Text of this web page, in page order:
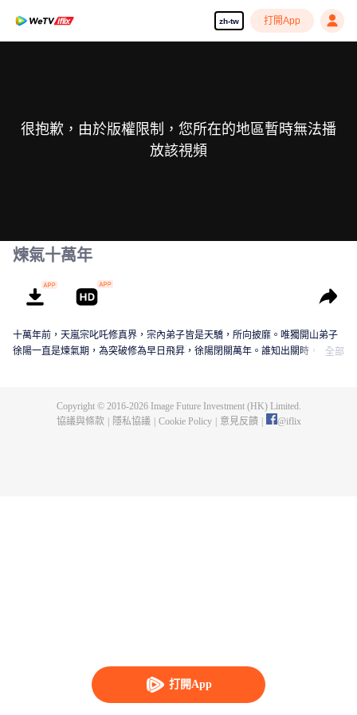
zh-tw 打開App
打開App
很抱歉，由於版權限制，您所在的地區暫時無法播
放該視頻
煉氣十萬年
十萬年前，天嵐宗叱吒修真界，宗內弟子皆是天驕，所向披靡。唯獨開山弟子
徐陽一直是煉氣期，為突破修為早日飛昇，徐陽閉關萬年。誰知出關時，修真
成神，還是一念成魔？世界的生死就在徐陽的股掌之間！
全部
Copyright © 2016-2026Image Future Investment (HK) Limited.
協議與條款
隱私協議 Cookie Policy 意見反饋 @iflix